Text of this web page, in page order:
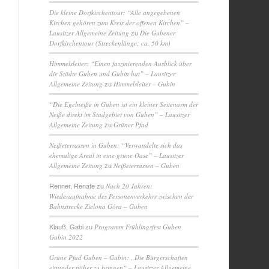
Die kleine Dorfkirchentour: “Alle angegebenen
Kirchen gehören zum Kreis der offenen Kirchen” –
Lausitzer Allgemeine Zeitung zu Die Gubener
Dorfkirchentour (Streckenlänge: ca. 50 km)
Himmelsleiter: “Einen faszinierenden Ausblick über
die Städte Guben und Gubin hat” – Lausitzer
Allgemeine Zeitung zu Himmelsleiter – Gubin
“Die Egelneiße in Guben ist ein kleiner Seitenarm der
Neiße direkt im Stadgebiet von Guben” – Lausitzer
Allgemeine Zeitung zuGrüner Pfad
Neißeterrassen in Guben: “Verwandelte sich das
ehemalige Areal in eine grüne Oase” – Lausitzer
Allgemeine Zeitung zuNeißeterrassen – Guben
Renner, RenatezuNach 20 Jahren:
Wiederaufnahme des Personenverkehrs zwischen der
Bahnstrecke Zielona Góra – Guben
Klauß, Gabizu Programm Frühlingsfest Guben
Gubin 2022
Grüne Pfad Guben – Gubin: „Die Bürgerschaften